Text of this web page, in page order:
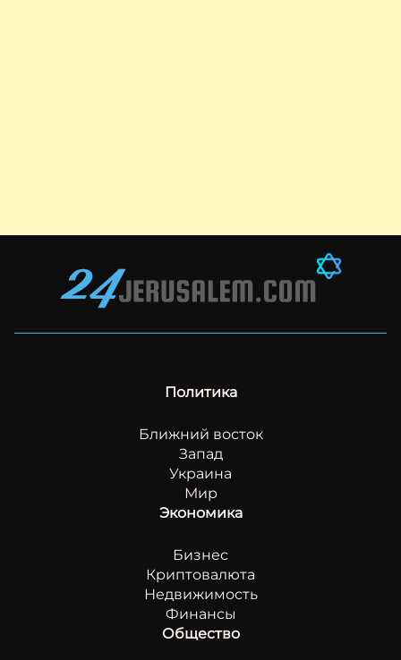
Политика
Ближний восток
Запад
Украина
Мир
Экономика
Бизнес
Криптовалюта
Недвижимость
Финансы
Общество